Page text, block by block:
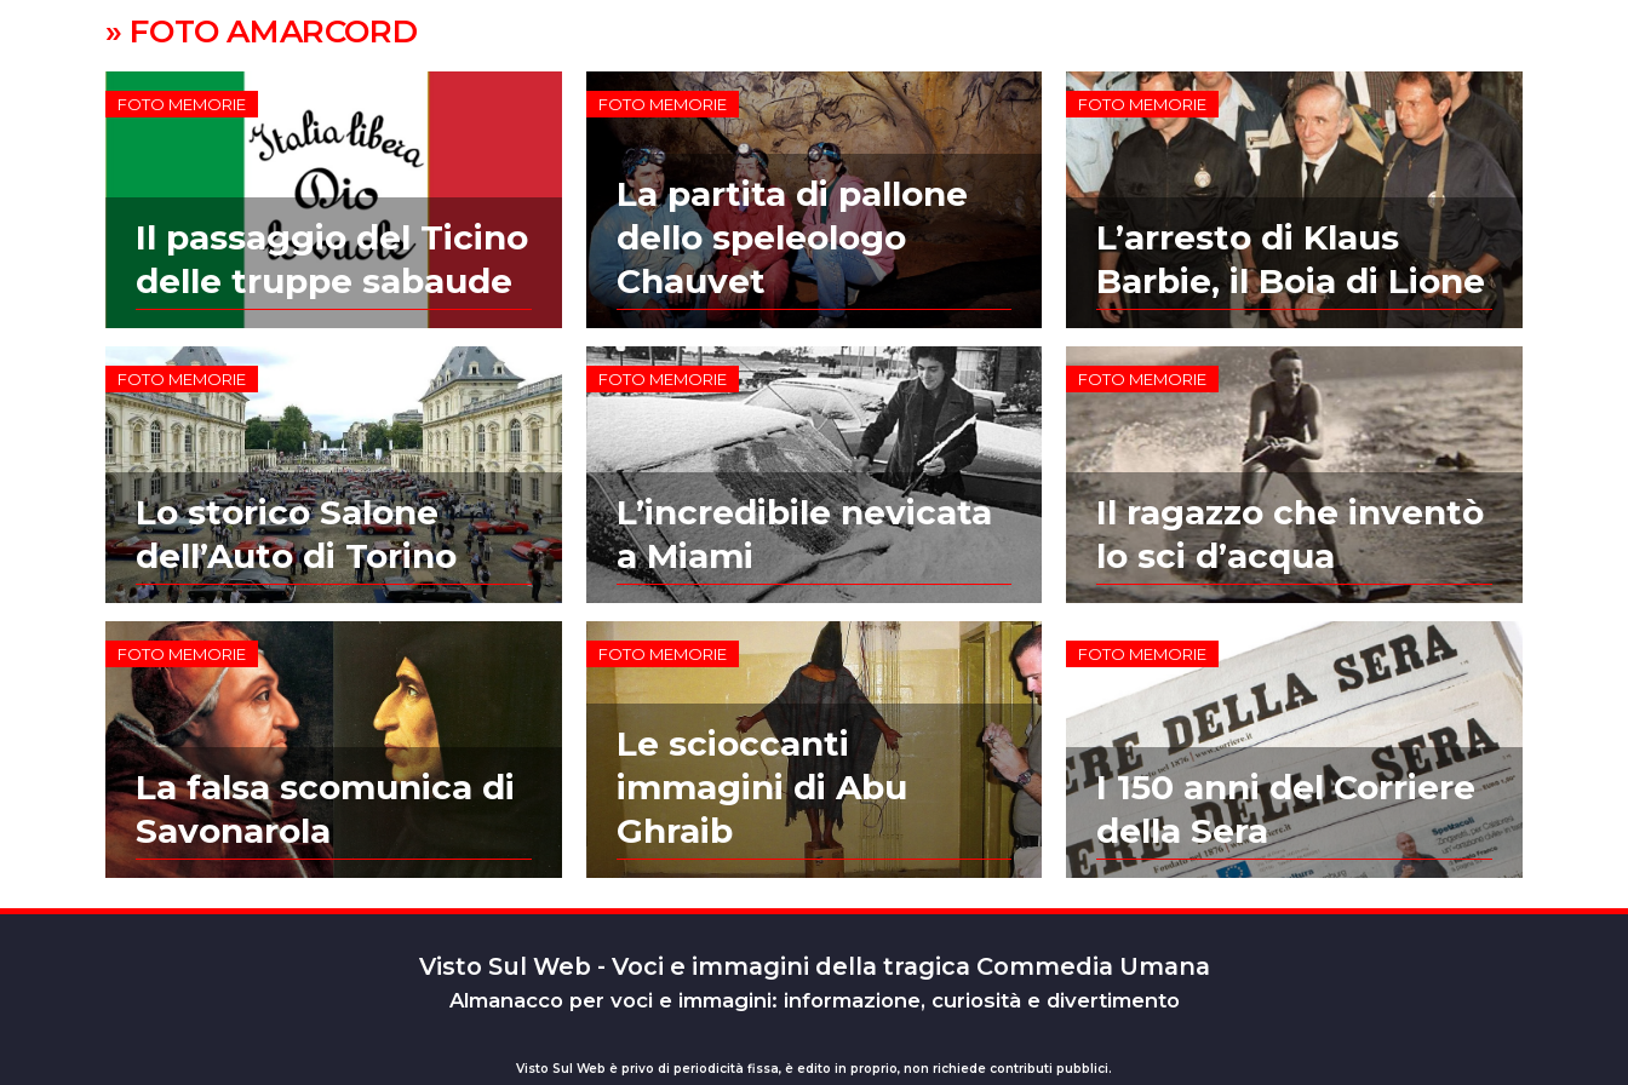
» FOTO AMARCORD
FOTO MEMORIE
Il passaggio del Ticino
delle truppe sabaude
FOTO MEMORIE
La partita di pallone
dello speleologo
Chauvet
FOTO MEMORIE
L’arresto di Klaus
Barbie, il Boia di Lione
FOTO MEMORIE
Lo storico Salone
dell’Auto di Torino
FOTO MEMORIE
L’incredibile nevicata
a Miami
FOTO MEMORIE
Il ragazzo che inventò
lo sci d’acqua
FOTO MEMORIE
La falsa scomunica di
Savonarola
FOTO MEMORIE
Le scioccanti
immagini di Abu
Ghraib
FOTO MEMORIE
I 150 anni del Corriere
della Sera
Visto Sul Web - Voci e immagini della tragica Commedia Umana
Almanacco per voci e immagini: informazione, curiosità e divertimento
Visto Sul Web è privo di periodicità fissa, è edito in proprio, non richiede contributi pubblici.